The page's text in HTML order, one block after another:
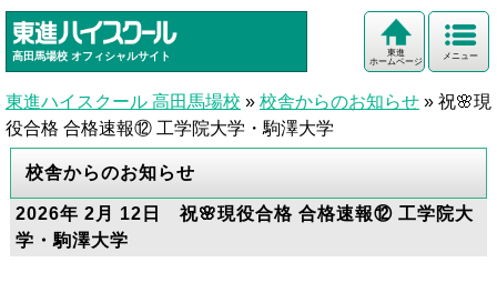
高田馬場校 オフィシャルサイト メニュー
東進
ホームページ
東進ハイスクール 高田馬場校 » 校舎からのお知らせ » 祝🌸現
役合格 合格速報⑫ 工学院大学・駒澤大学
校舎からのお知らせ
2026年 2月 12日 祝🌸現役合格 合格速報⑫ 工学院大
学・駒澤大学